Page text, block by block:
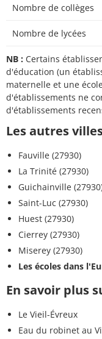
Nombre de collèges
Nombre de lycées
NB : Certains
d'éducation (un
maternelle et une
d'établissements ne
d'établissements
Les autres
Fauville (27930)
La Trinité (27930)
Guichainville
Saint-Luc (27930)
Huest (27930)
Cierrey (27930)
Miserey (27930)
Les écoles dans
En savoir plus
Le Vieil-Évreux
Eau du robinet au